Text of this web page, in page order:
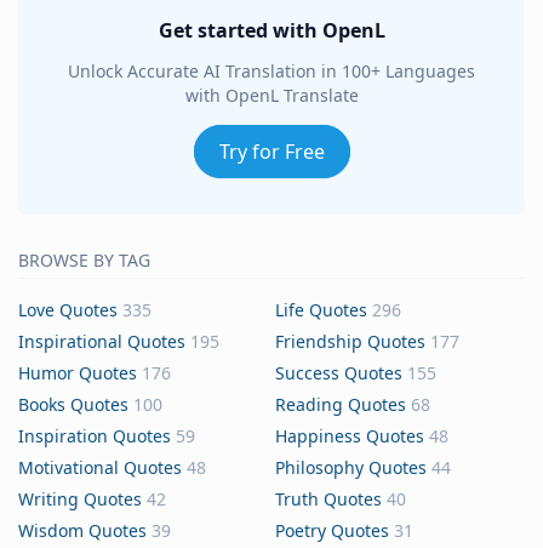
Get started with OpenL
Unlock Accurate AI Translation in 100+ Languages
with OpenL Translate
Try for Free
BROWSE BY TAG
Love Quotes 335 Life Quotes 296
Inspirational Quotes 195 Friendship Quotes 177
Humor Quotes 176 Success Quotes 155
Books Quotes 100 Reading Quotes 68
Inspiration Quotes 59 Happiness Quotes 48
Motivational Quotes 48 Philosophy Quotes 44
Writing Quotes 42 Truth Quotes 40
Wisdom Quotes 39 Poetry Quotes 31